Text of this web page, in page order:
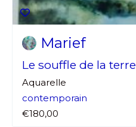
Marief
Le souffle de la terre
Aquarelle
contemporain
€180,00